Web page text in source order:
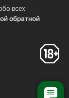
всех
обратной